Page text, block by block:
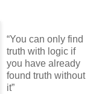
“You can only find
truth with logic if
you have already
found truth without
it”